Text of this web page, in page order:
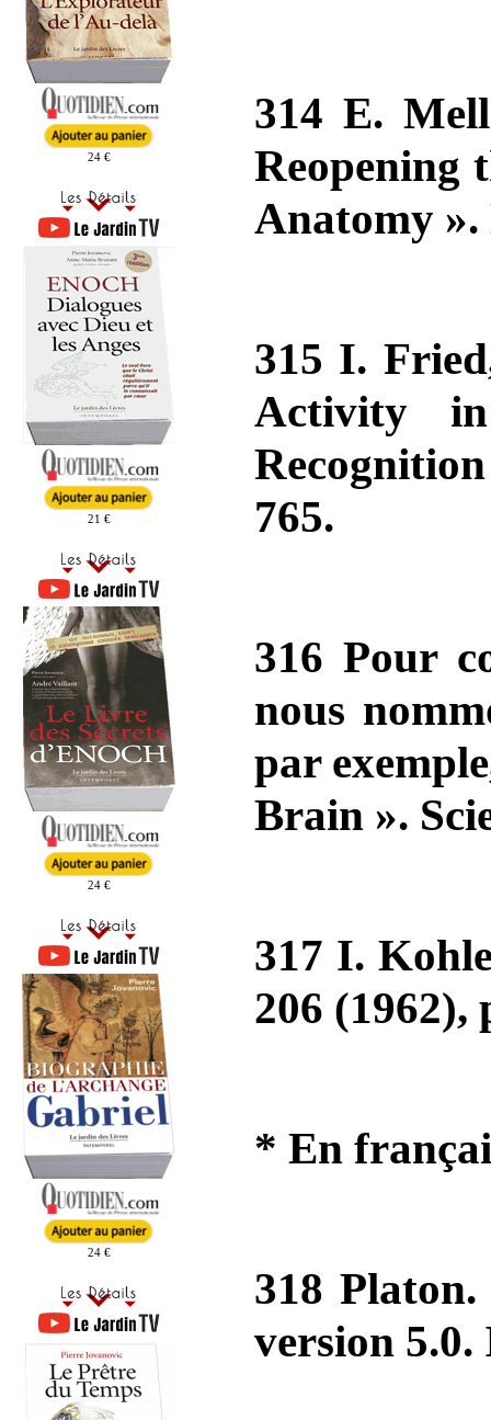
24 €
21 €
24 €
24 €
314 E.
Reopening
Anatomy ».
315 I.
Activity
765.
316 Pour
nous
par
Brain ».
317 I.
206 (1962),
* En
318
version